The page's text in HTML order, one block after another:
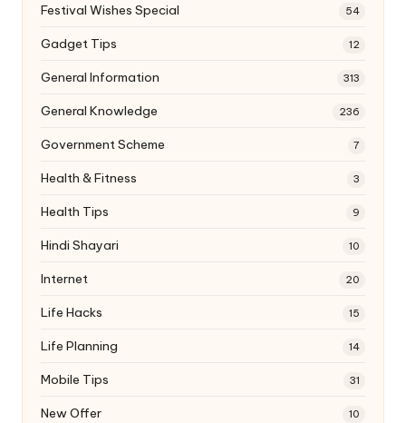
Festival Wishes Special 54
Gadget Tips 12
General Information 313
General Knowledge 236
Government Scheme 7
Health & Fitness 3
Health Tips 9
Hindi Shayari 10
Internet 20
Life Hacks 15
Life Planning 14
Mobile Tips 31
New Offer 10